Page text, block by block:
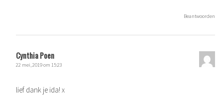
Beantwoorden
Cynthia Poen
22 mei, 2019 om 15:23
lief dank je ida! x